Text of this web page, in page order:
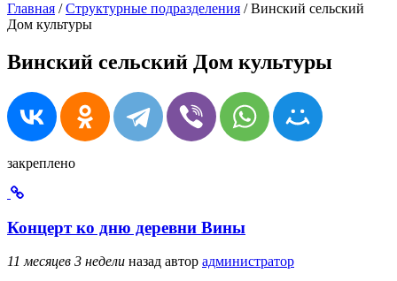
Главная /Структурные подразделения /Винский сельский
Дом культуры
Винский сельский Дом культуры
закреплено
Концерт ко дню деревни Вины
11 месяцев 3 недели назад автор администратор